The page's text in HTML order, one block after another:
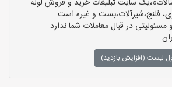
سایت تبلیغات خرید و فروش لوله
فلنج،شیرآلات،بست و غیره است
در قبال معاملات شما ندارد.
لیست (افزایش بازدید)